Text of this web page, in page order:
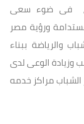
فى ضوء سعى
ورؤية مصر
والرياضة ببناء
وزيادة الوعى لدى
مراكز خدمه